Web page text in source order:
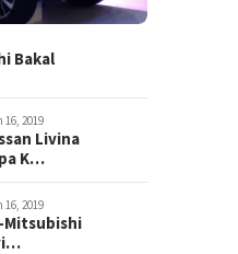
Wamena Coffee Festival Jadi
Penggerak Ekonomi Lokal
Bakal
16, 2019
Livina
K…
16, 2019
Mitsubishi